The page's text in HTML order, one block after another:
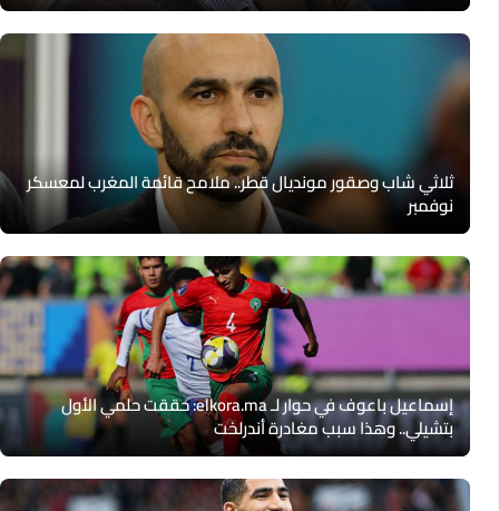
ثلاثي شاب وصقور مونديال قطر.. ملامح قائمة المغرب لمعسكر
نوفمبر
إسماعيل باعوف في حوار لـ elkora.ma: حققت حلمي الأول
بتشيلي.. وهذا سبب مغادرة أندرلخت